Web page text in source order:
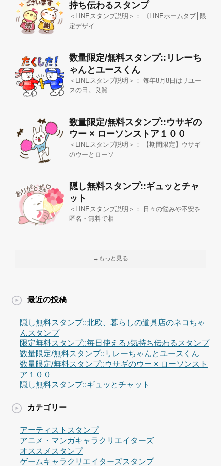
持ち伝わるスタンプ
＜LINEスタンプ説明＞： 《LINEホームタブ│限
定デザイ
数量限定/無料スタンプ::リレーち
ゃんとユースくん
＜LINEスタンプ説明＞： 毎年8月8日はリユー
スの日。良質
数量限定/無料スタンプ::ウサギの
ウー × ローソンストア１００
＜LINEスタンプ説明＞： 【期間限定】ウサギ
のウーとローソ
隠し無料スタンプ::ギュッとチャ
ット
＜LINEスタンプ説明＞： 日々の悩みや不安を
匿名・無料で相
→もっと見る
最近の投稿
隠し無料スタンプ::北欧、暮らしの道具店のネコちゃ
んスタンプ
限定無料スタンプ::毎日使える♪気持ち伝わるスタンプ
数量限定/無料スタンプ::リレーちゃんとユースくん
数量限定/無料スタンプ::ウサギのウー × ローソンスト
ア１００
隠し無料スタンプ::ギュッとチャット
カテゴリー
アーティストスタンプ
アニメ・マンガキャラクリエイターズ
オススメスタンプ
ゲームキャラクリエイターズスタンプ